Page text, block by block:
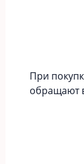
При
обращают